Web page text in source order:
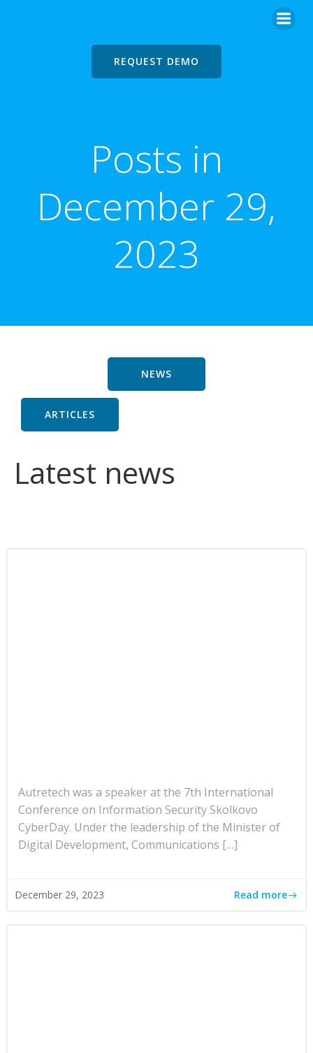
REQUEST DEMO
Posts in
December 29,
2023
NEWS
ARTICLES
Latest news
Autretech was a speaker at the 7th International
Conference on Information Security Skolkovo
CyberDay. Under the leadership of the Minister of
Digital Development, Communications […]
December 29, 2023 Read more